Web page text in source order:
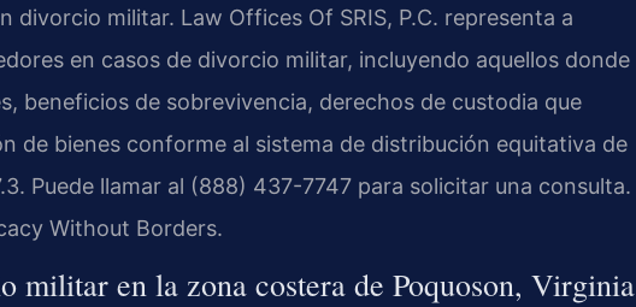
divorcio militar. Law Offices Of SRIS, P.C. representa a
en casos de divorcio militar, incluyendo aquellos donde
beneficios de sobrevivencia, derechos de custodia que
de bienes conforme al sistema de distribución equitativa de
Puede llamar al (888) 437-7747 para solicitar una consulta.
Without Borders.
militar en la zona costera de Poquoson, Virginia